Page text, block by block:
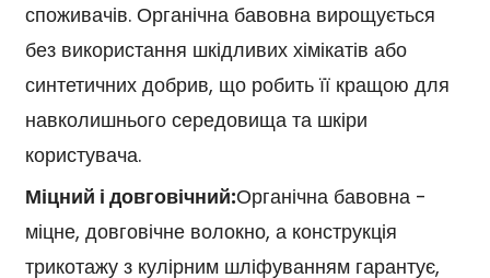
споживачів. Органічна бавовна вирощується
без використання шкідливих хімікатів або
синтетичних добрив, що робить її кращою для
навколишнього середовища та шкіри
користувача.
Міцний і довговічний:Органічна бавовна -
міцне, довговічне волокно, а конструкція
трикотажу з кулірним шліфуванням гарантує,